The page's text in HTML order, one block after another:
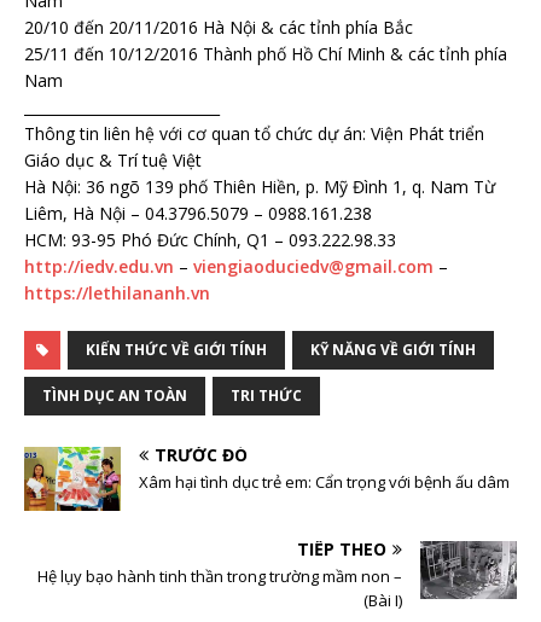
20/10 đến 20/11/2016 Hà Nội & các tỉnh phía Bắc
25/11 đến 10/12/2016 Thành phố Hồ Chí Minh & các tỉnh phía
Nam
Thông tin liên hệ với cơ quan tổ chức dự án: Viện Phát triển
Giáo dục & Trí tuệ Việt
Hà Nội: 36 ngõ 139 phố Thiên Hiền, p. Mỹ Đình 1, q. Nam Từ
Liêm, Hà Nội – 04.3796.5079 – 0988.161.238
HCM: 93-95 Phó Đức Chính, Q1 – 093.222.98.33
http://iedv.edu.vn – viengiaoduciedv@gmail.com –
https://lethilananh.vn
KIẾN THỨC VỀ GIỚI TÍNH KỸ NĂNG VỀ GIỚI TÍNH
TÌNH DỤC AN TOÀN TRI THỨC
TRƯỚC ĐÓ
Xâm hại tình dục trẻ em: Cẩn trọng với bệnh ấu dâm
TIẾP THEO
Hệ lụy bạo hành tinh thần trong trường mầm non –
(Bài I)